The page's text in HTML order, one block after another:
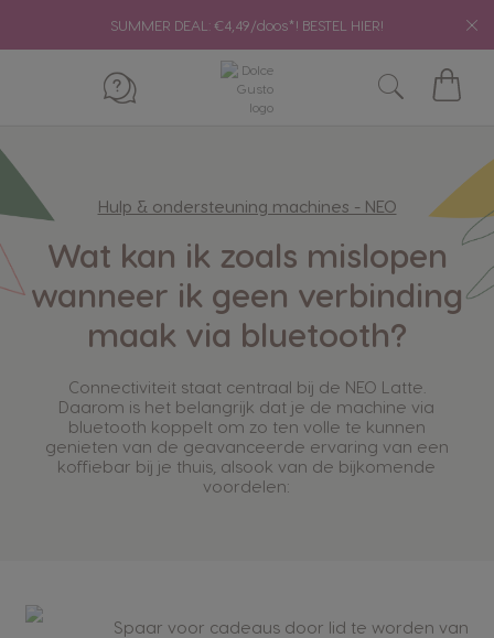
SUMMER DEAL: €4,49/doos*! BESTEL HIER!
Hulp & ondersteuning machines - NEO
Wat kan ik zoals mislopen
wanneer ik geen verbinding
maak via bluetooth?
Connectiviteit staat centraal bij de NEO Latte.
Daarom is het belangrijk dat je de machine via
bluetooth koppelt om zo ten volle te kunnen
genieten van de geavanceerde ervaring van een
koffiebar bij je thuis, alsook van de bijkomende
voordelen:
Spaar voor cadeaus door lid te worden van